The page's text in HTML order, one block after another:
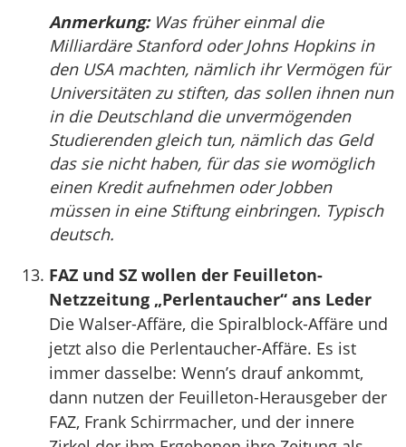
Anmerkung:Was früher einmal die
Milliardäre Stanford oder Johns Hopkins in
den USA machten, nämlich ihr Vermögen für
Universitäten zu stiften, das sollen ihnen nun
in die Deutschland die unvermögenden
Studierenden gleich tun, nämlich das Geld
das sie nicht haben, für das sie womöglich
einen Kredit aufnehmen oder Jobben
müssen in eine Stiftung einbringen. Typisch
deutsch.
FAZ und SZ wollen der Feuilleton-
Netzzeitung „Perlentaucher“ ans Leder
Die Walser-Affäre, die Spiralblock-Affäre und
jetzt also die Perlentaucher-Affäre. Es ist
immer dasselbe: Wenn’s drauf ankommt,
dann nutzen der Feuilleton-Herausgeber der
FAZ, Frank Schirrmacher, und der innere